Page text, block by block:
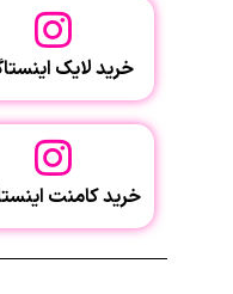
خرید لایک
خرید کامنت